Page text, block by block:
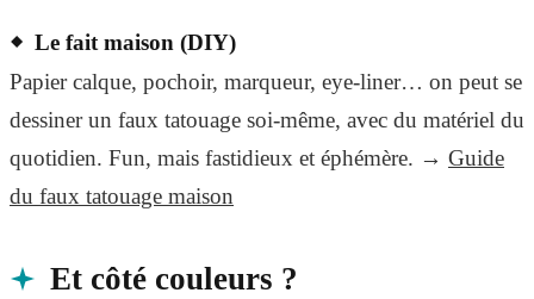
Le fait maison (DIY)
Papier calque, pochoir, marqueur, eye-liner… on peut se
dessiner un faux tatouage soi-même, avec du matériel du
quotidien. Fun, mais fastidieux et éphémère. → Guide
du faux tatouage maison
Et côté couleurs ?